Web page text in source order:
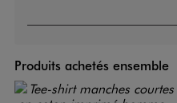
Produits achetés ensemble